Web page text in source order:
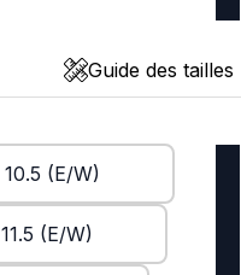
Guide des tailles
10.5 (E/W)
11.5 (E/W)